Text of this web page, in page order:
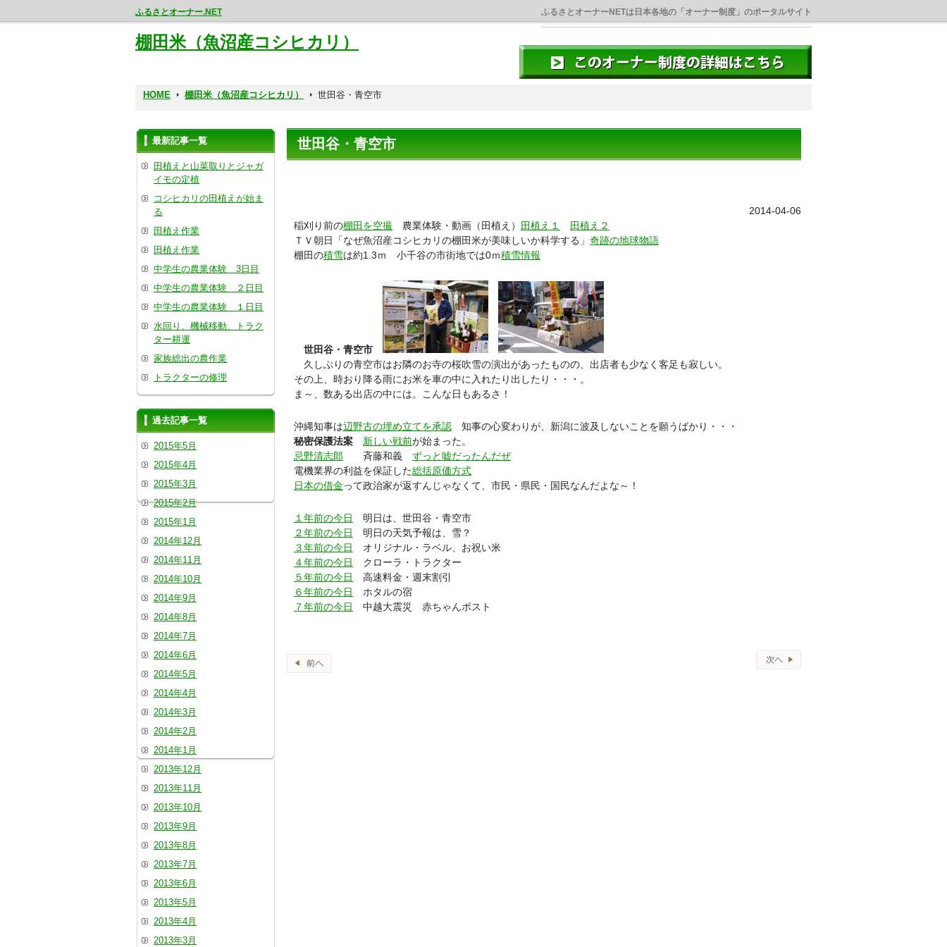
ふるさとオーナー.NET ふるさとオーナーNETは日本各地の「オーナー制度」のポータルサイト
棚田米（魚沼産コシヒカリ）
HOME 棚田米（魚沼産コシヒカリ） 世田谷・青空市
世田谷・青空市
2014-04-06
稲刈り前の棚田を空撮 農業体験・動画（田植え） 田植え１
田植え２
ＴＶ朝日「なぜ魚沼産コシヒカリの棚田米が美味しいか科学する」 奇跡の地球物語
棚田の積雪は約1.3ｍ 小千谷の市街地では0ｍ積雪情報
世田谷・青空市
久しぶりの青空市はお隣のお寺の桜吹雪の演出があったものの、出店者も少なく客足も寂しい。
その上、時おり降る雨にお米を車の中に入れたり出したり・・・。
ま～、数ある出店の中には。こんな日もあるさ！
沖縄知事は辺野古の埋め立てを承認 知事の心変わりが、新潟に波及しないことを願うばかり・・・
秘密保護法案
新しい戦前が始まった。
忌野清志郎 斉藤和義 ずっと嘘だったんだぜ
電機業界の利益を保証した総括原価方式
日本の借金って政治家が返すんじゃなくて、市民・県民・国民なんだよな～！
１年前の今日
明日は、世田谷・青空市
２年前の今日
明日の天気予報は、雪？
３年前の今日
オリジナル・ラベル、お祝い米
４年前の今日
クローラ・トラクター
５年前の今日
高速料金・週末割引
６年前の今日
ホタルの宿
７年前の今日
中越大震災 赤ちゃんポスト
最新記事一覧
田植えと山菜取りとジャガ
イモの定植
コシヒカリの田植えが始ま
る
田植え作業
田植え作業
中学生の農業体験 3日目
中学生の農業体験 ２日目
中学生の農業体験 １日目
水回り、機械移動、トラク
ター耕運
家族総出の農作業
トラクターの修理
過去記事一覧
2015年5月
2015年4月
2015年3月
2015年2月
2015年1月
2014年12月
2014年11月
2014年10月
2014年9月
2014年8月
2014年7月
2014年6月
2014年5月
2014年4月
2014年3月
2014年2月
2014年1月
2013年12月
2013年11月
2013年10月
2013年9月
2013年8月
2013年7月
2013年6月
2013年5月
2013年4月
2013年3月